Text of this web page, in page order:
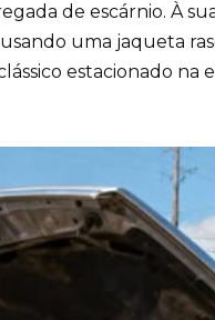
de escárnio. À
uma jaqueta
estacionado na